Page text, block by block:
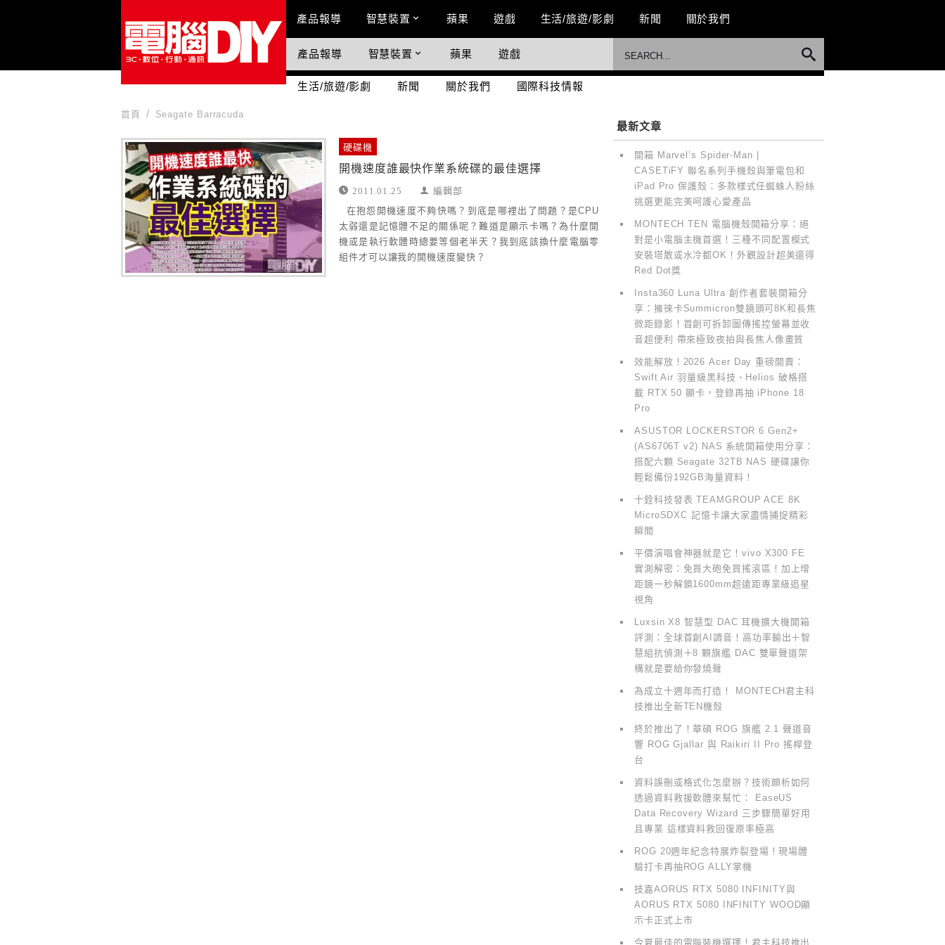
Main Menu
產品報導 智慧裝置 蘋果 遊戲 生活/旅遊/影劇 新聞 關於我們
國際科技情報
產品報導 智慧裝置 蘋果 遊戲
生活/旅遊/影劇 新聞 關於我們 國際科技情報
首頁 Seagate Barracuda
Seagate Barracuda 硬碟機
開機速度誰最快作業系統碟的最佳選擇
2011.01.25 編輯部
在抱怨開機速度不夠快嗎？到底是哪裡出了問題？是CPU
太弱還是記憶體不足的關係呢？難道是顯示卡嗎？為什麼開
機或是執行軟體時總要等個老半天？我到底該換什麼電腦零
組件才可以讓我的開機速度變快？
最新文章
開箱 Marvel’s Spider-Man |
CASETiFY 聯名系列手機殼與筆電包和
iPad Pro 保護殼：多款樣式任蜘蛛人粉絲
挑選更能完美呵護心愛產品
MONTECH TEN 電腦機殼開箱分享：絕
對是小電腦主機首選！三種不同配置模式
安裝塔散或水冷都OK！外觀設計超美還得
Red Dot獎
Insta360 Luna Ultra 創作者套裝開箱分
享：擁徠卡Summicron雙鏡頭可8K和長焦
微距錄影！首創可拆卸圖傳搖控螢幕並收
音超便利 帶來極致夜拍與長焦人像畫質
效能解放！2026 Acer Day 重磅開賣：
Swift Air 羽量級黑科技、Helios 破格搭
載 RTX 50 顯卡，登錄再抽 iPhone 18
Pro
ASUSTOR LOCKERSTOR 6 Gen2+
(AS6706T v2) NAS 系統開箱使用分享：
搭配六顆 Seagate 32TB NAS 硬碟讓你
輕鬆備份192GB海量資料！
十銓科技發表 TEAMGROUP ACE 8K
MicroSDXC 記憶卡讓大家盡情捕捉精彩
瞬間
平價演唱會神器就是它！vivo X300 FE
實測解密：免買大砲免買搖滾區！加上增
距鏡一秒解鎖1600mm超遠距專業級追星
視角
Luxsin X8 智慧型 DAC 耳機擴大機開箱
評測：全球首創AI調音！高功率輸出＋智
慧組抗偵測＋8 顆旗艦 DAC 雙單聲道架
構就是要給你發燒聲
為成立十週年而打造！ MONTECH君主科
技推出全新TEN機殼
終於推出了！華碩 ROG 旗艦 2.1 聲道音
響 ROG Gjallar 與 Raikiri II Pro 搖桿登
台
資料誤刪或格式化怎麼辦？技術頗析如何
透過資料救援軟體來幫忙： EaseUS
Data Recovery Wizard 三步驟簡單好用
且專業 這樣資料救回復原率極高
ROG 20週年紀念特展炸裂登場！現場體
驗打卡再抽ROG ALLY掌機
技嘉AORUS RTX 5080 INFINITY與
AORUS RTX 5080 INFINITY WOOD顯
示卡正式上市
今夏最佳的電腦裝機選擇！君主科技推出